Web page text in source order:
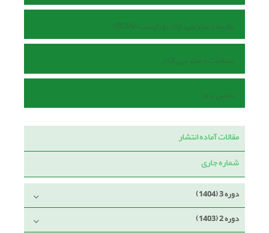
نظریه دسترسی آزاد بوداپست (BOAI)
سیاست دسترسی آزاد
تماس با ما
مقالات آماده انتشار
شماره جاری
دوره 3 (1404)
دوره 2 (1403)